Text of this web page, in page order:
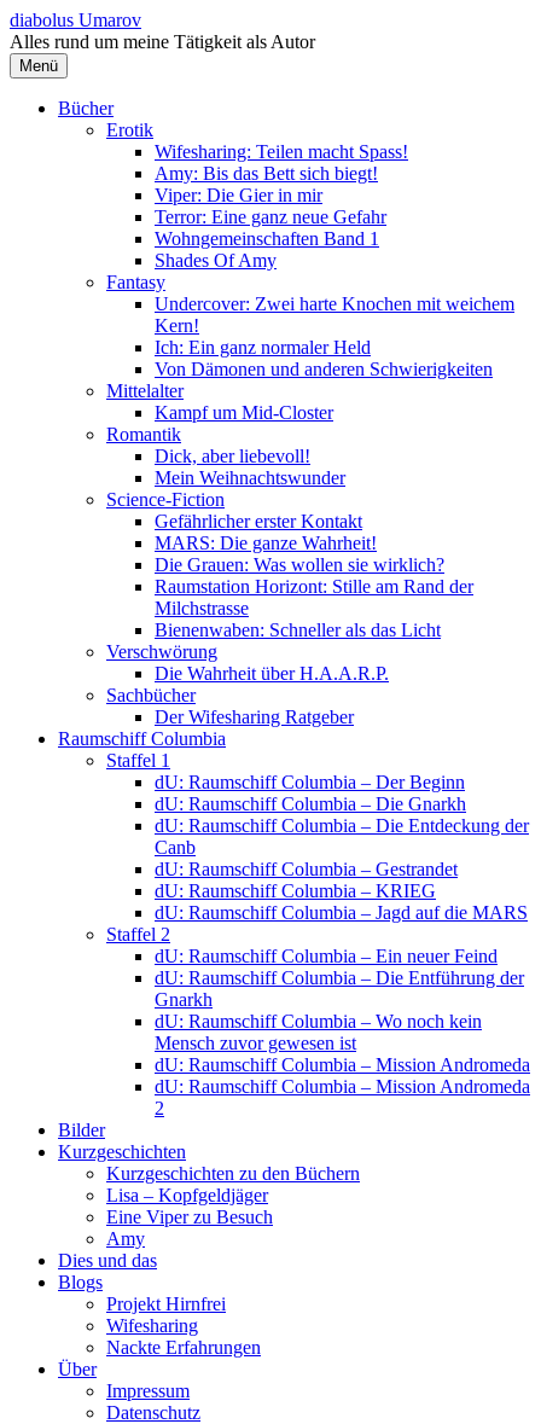
Springe
zum
Inhalt
diabolus Umarov
Alles rund um meine Tätigkeit als Autor
Menü
Bücher
Erotik
Wifesharing: Teilen macht Spass!
Amy: Bis das Bett sich biegt!
Viper: Die Gier in mir
Terror: Eine ganz neue Gefahr
Wohngemeinschaften Band 1
Shades Of Amy
Fantasy
Undercover: Zwei harte Knochen mit weichem
Kern!
Ich: Ein ganz normaler Held
Von Dämonen und anderen Schwierigkeiten
Mittelalter
Kampf um Mid-Closter
Romantik
Dick, aber liebevoll!
Mein Weihnachtswunder
Science-Fiction
Gefährlicher erster Kontakt
MARS: Die ganze Wahrheit!
Die Grauen: Was wollen sie wirklich?
Raumstation Horizont: Stille am Rand der
Milchstrasse
Bienenwaben: Schneller als das Licht
Verschwörung
Die Wahrheit über H.A.A.R.P.
Sachbücher
Der Wifesharing Ratgeber
Raumschiff Columbia
Staffel 1
dU: Raumschiff Columbia – Der Beginn
dU: Raumschiff Columbia – Die Gnarkh
dU: Raumschiff Columbia – Die Entdeckung der
Canb
dU: Raumschiff Columbia – Gestrandet
dU: Raumschiff Columbia – KRIEG
dU: Raumschiff Columbia – Jagd auf die MARS
Staffel 2
dU: Raumschiff Columbia – Ein neuer Feind
dU: Raumschiff Columbia – Die Entführung der
Gnarkh
dU: Raumschiff Columbia – Wo noch kein
Mensch zuvor gewesen ist
dU: Raumschiff Columbia – Mission Andromeda
dU: Raumschiff Columbia – Mission Andromeda
2
Bilder
Kurzgeschichten
Kurzgeschichten zu den Büchern
Lisa – Kopfgeldjäger
Eine Viper zu Besuch
Amy
Dies und das
Blogs
Projekt Hirnfrei
Wifesharing
Nackte Erfahrungen
Über
Impressum
Datenschutz